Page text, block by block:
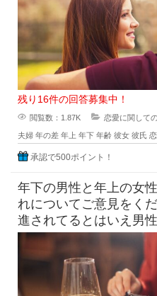
残り16件の回答募集中！
閲覧数：1.87K 恋愛に関して
夫婦 年の差 年上 年下 年齢 彼女 彼氏
承認で500ポイント！
年下の男性と年上の女
れについてご意見をく
進されてるとはいえ男
は根強く残っています